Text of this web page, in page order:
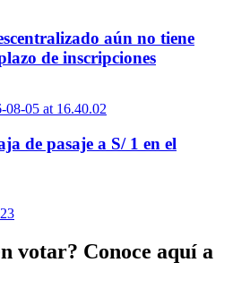
aún no tiene
de inscripciones
de pasaje a S/ 1 en el
votar? Conoce aquí a